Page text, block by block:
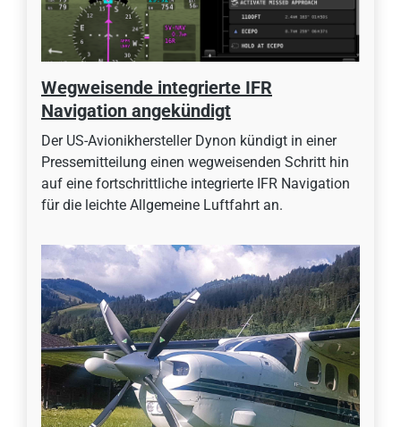
Wegweisende integrierte IFR
Navigation angekündigt
Der US-Avionikhersteller Dynon kündigt in einer
Pressemitteilung einen wegweisenden Schritt hin
auf eine fortschrittliche integrierte IFR Navigation
für die leichte Allgemeine Luftfahrt an.